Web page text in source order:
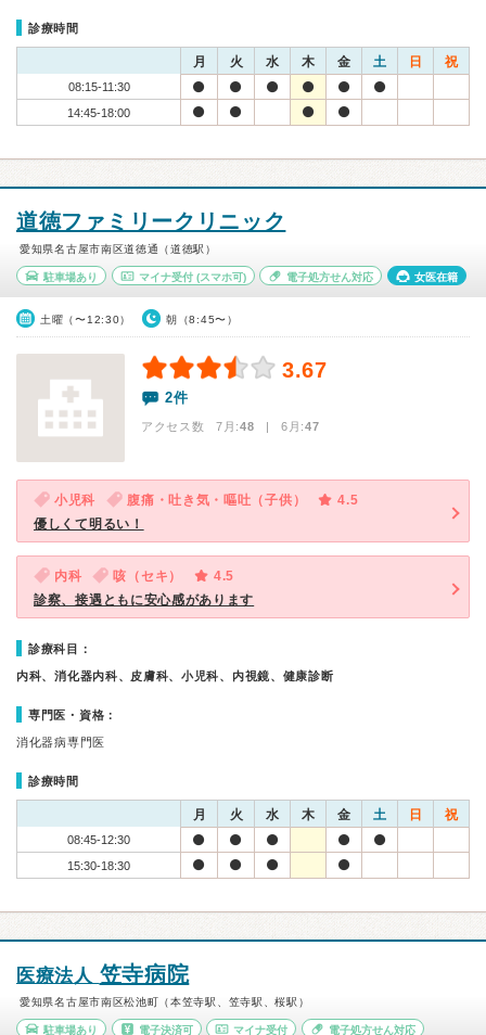
診療時間
月 火 水 木 金 土 日 祝
08:15-11:30
14:45-18:00
道徳ファミリークリニック
愛知県名古屋市南区道徳通（道徳駅）
駐車場あり マイナ受付(スマホ可) 電子処方せん対応 女医在籍
土曜（〜12:30） 朝（8:45〜）
3.67
2件
アクセス数 7月:48 | 6月:47
小児科 腹痛・吐き気・嘔吐（子供）
4.5
優しくて明るい！
内科 咳（セキ）
4.5
診察、接遇ともに安心感があります
診療科目：
内科、消化器内科、皮膚科、小児科、内視鏡、健康診断
専門医・資格：
消化器病専門医
診療時間
月 火 水 木 金 土 日 祝
08:45-12:30
15:30-18:30
医療法人 笠寺病院
愛知県名古屋市南区松池町（本笠寺駅、笠寺駅、桜駅）
駐車場あり 電子決済可 マイナ受付 電子処方せん対応